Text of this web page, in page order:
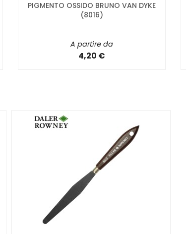
PIGMENTO OSSIDO BRUNO VAN DYKE
(8016)
A partire da
4,20 €